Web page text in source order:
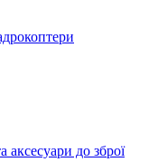
аксесуари до зброї